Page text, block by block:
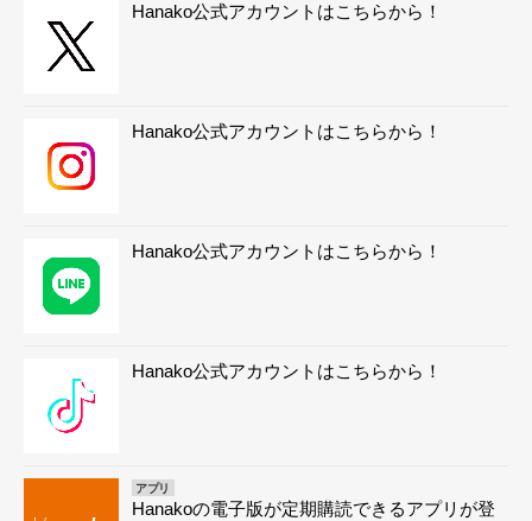
Hanako公式アカウントはこちらから！
Hanako公式アカウントはこちらから！
Hanako公式アカウントはこちらから！
Hanako公式アカウントはこちらから！
アプリ
Hanakoの電子版が定期購読できるアプリが登